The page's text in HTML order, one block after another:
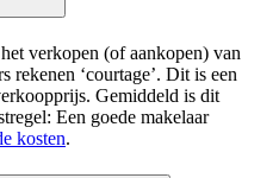
verkopen (of aankopen) van
rekenen ‘courtage’. Dit is een
Gemiddeld is dit
Een goede makelaar
kosten.